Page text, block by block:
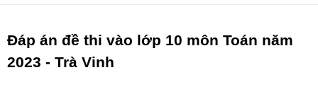
Đáp án đề thi vào lớp 10 môn Toán năm
2023 - Trà Vinh